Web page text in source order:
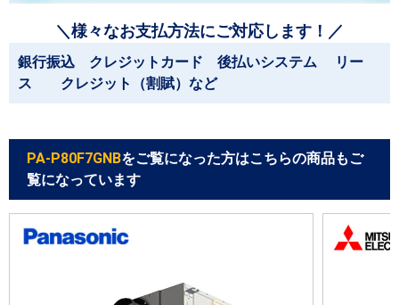
＼様々なお支払方法にご対応します！／
銀行振込 クレジットカード 後払いシステム リー
ス クレジット（割賦）など
PA-P80F7GNBをご覧になった方はこちらの商品もご
覧になっています